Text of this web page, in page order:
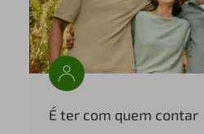
É ter com quem contar